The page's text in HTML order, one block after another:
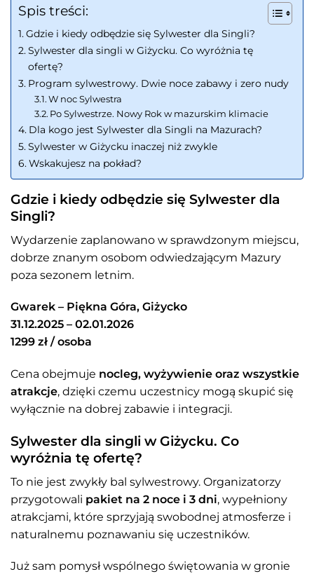
Spis treści:
Gdzie i kiedy odbędzie się Sylwester dla Singli?
Sylwester dla singli w Giżycku. Co wyróżnia tę
ofertę?
Program sylwestrowy. Dwie noce zabawy i zero nudy
W noc Sylwestra
Po Sylwestrze. Nowy Rok w mazurskim klimacie
Dla kogo jest Sylwester dla Singli na Mazurach?
Sylwester w Giżycku inaczej niż zwykle
Wskakujesz na pokład?
Gdzie i kiedy odbędzie się Sylwester dla
Singli?
Wydarzenie zaplanowano w sprawdzonym miejscu,
dobrze znanym osobom odwiedzającym Mazury
poza sezonem letnim.
Gwarek – Piękna Góra, Giżycko
31.12.2025 – 02.01.2026
1299 zł / osoba
Cena obejmuje nocleg, wyżywienie oraz wszystkie
atrakcje, dzięki czemu uczestnicy mogą skupić się
wyłącznie na dobrej zabawie i integracji.
Sylwester dla singli w Giżycku. Co
wyróżnia tę ofertę?
To nie jest zwykły bal sylwestrowy. Organizatorzy
przygotowali pakiet na 2 noce i 3 dni, wypełniony
atrakcjami, które sprzyjają swobodnej atmosferze i
naturalnemu poznawaniu się uczestników.
Już sam pomysł wspólnego świętowania w gronie